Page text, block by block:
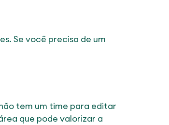
Se você precisa de um
tem um time para editar
que pode valorizar a